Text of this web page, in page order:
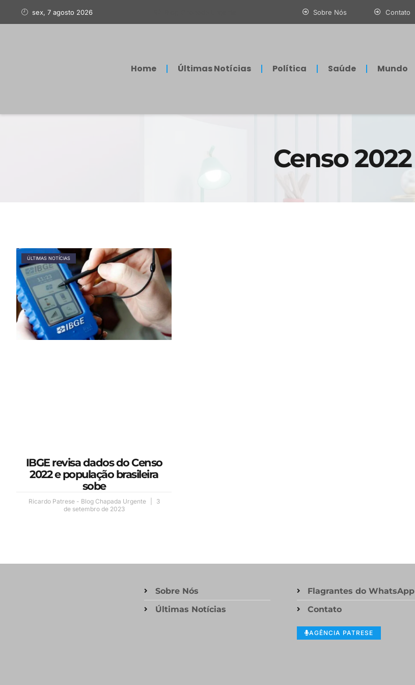
sex, 7 agosto 2026 Sobre Nós Contato
Home Últimas Notícias Política Saúde Mundo
Censo 2022
ÚLTIMAS NOTÍCIAS
IBGE revisa dados do Censo
2022 e população brasileira
sobe
Ricardo Patrese - Blog Chapada Urgente
3
de setembro de 2023
Sobre Nós
Últimas Notícias
Flagrantes do WhatsApp
Contato
AGÊNCIA PATRESE